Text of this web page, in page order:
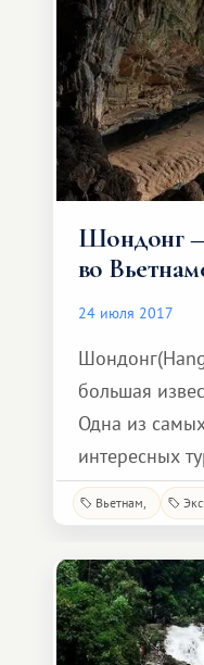
центральным
Чамские
вершине
выделяются
Шондонг
во
24 июля 2017
большая
Одна из
интересных
Центральном
в провинции
сердце
Нха — Ке Бан(
который был
Вьетнам